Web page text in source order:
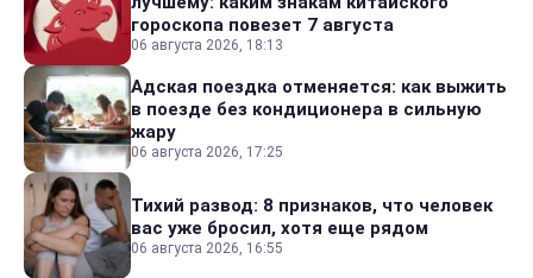
гороскопа повезет 7 августа
06 августа 2026, 18:13
Адская поездка отменяется: как выжить
в поезде без кондиционера в сильную
жару
06 августа 2026, 17:25
Тихий развод: 8 признаков, что человек
вас уже бросил, хотя еще рядом
06 августа 2026, 16:55